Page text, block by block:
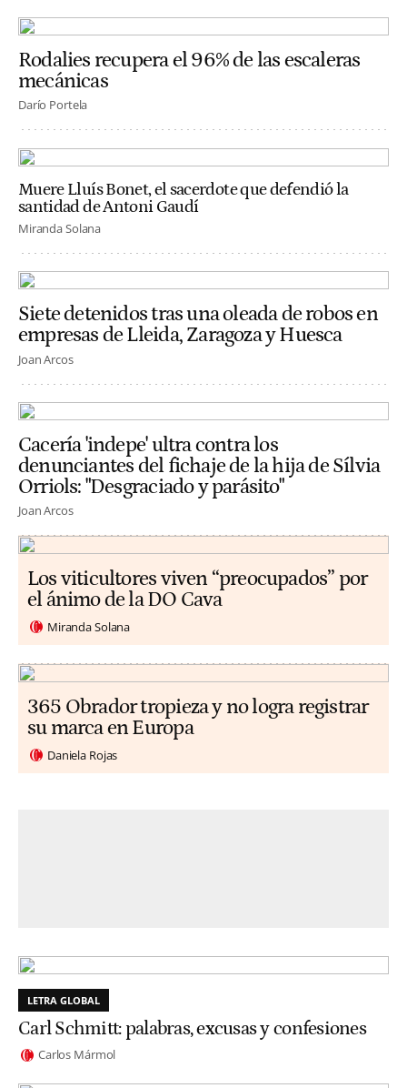
Rodalies recupera el 96% de las escaleras
mecánicas
Darío Portela
Muere Lluís Bonet, el sacerdote que defendió la
santidad de Antoni Gaudí
Miranda Solana
Siete detenidos tras una oleada de robos en
empresas de Lleida, Zaragoza y Huesca
Joan Arcos
Cacería 'indepe' ultra contra los
denunciantes del fichaje de la hija de Sílvia
Orriols: "Desgraciado y parásito"
Joan Arcos
Los viticultores viven “preocupados” por
el ánimo de la DO Cava
Miranda Solana
365 Obrador tropieza y no logra registrar
su marca en Europa
Daniela Rojas
LETRA GLOBAL
Carl Schmitt: palabras, excusas y confesiones
Carlos Mármol